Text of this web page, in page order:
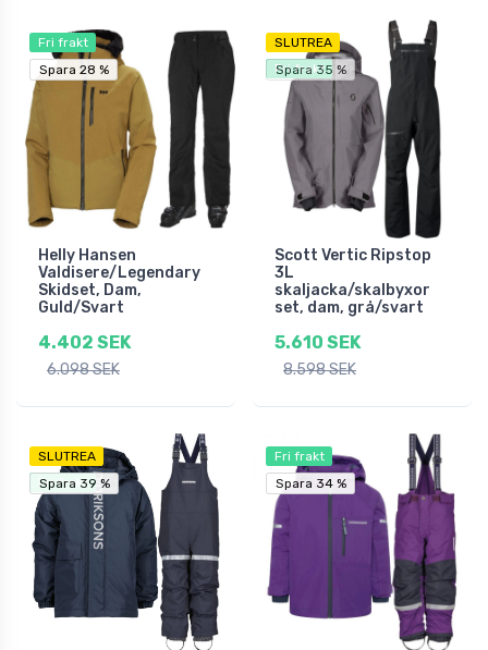
Fri frakt
Spara 28 %
Spara 28 %
Helly Hansen
Valdisere/Legendary
Skidset, Dam,
Guld/Svart
4.402 SEK
6.098 SEK
SLUTREA
Fri frakt
Spara 35 %
Scott Vertic Ripstop
3L
skaljacka/skalbyxor
set, dam, grå/svart
5.610 SEK
8.598 SEK
SLUTREA
Fri frakt
Spara 39 %
Spara 39 %
Fri frakt
Spara 34 %
Spara 34 %